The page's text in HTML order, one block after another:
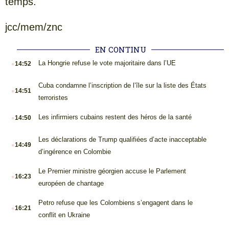
jcc/mem/znc
EN CONTINU
.14:52 La Hongrie refuse le vote majoritaire dans l’UE
.14:51
Cuba condamne l’inscription de l’île sur la liste des États
terroristes
.14:50 Les infirmiers cubains restent des héros de la santé
.14:49
Les déclarations de Trump qualifiées d’acte inacceptable
d’ingérence en Colombie
.16:23
Le Premier ministre géorgien accuse le Parlement
européen de chantage
.16:21
Petro refuse que les Colombiens s’engagent dans le
conflit en Ukraine